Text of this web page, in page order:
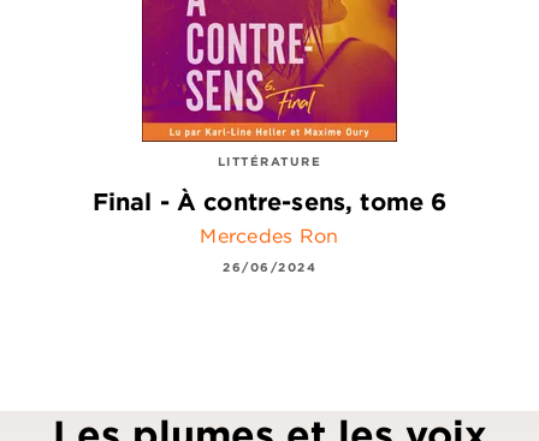
LITTÉRATURE
Final - À contre-sens, tome 6
Mercedes Ron
26/06/2024